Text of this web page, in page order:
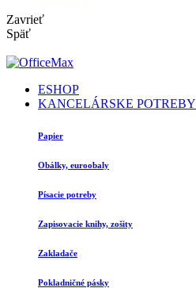
Zavrieť
Späť
ESHOP
KANCELÁRSKE POTREBY
Papier
Obálky, euroobaly
Písacie potreby
Zapisovacie knihy, zošity
Zakladače
Pokladničné pásky